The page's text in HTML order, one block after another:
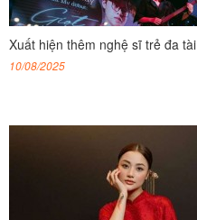
Xuất hiện thêm nghệ sĩ trẻ đa tài
10/08/2025